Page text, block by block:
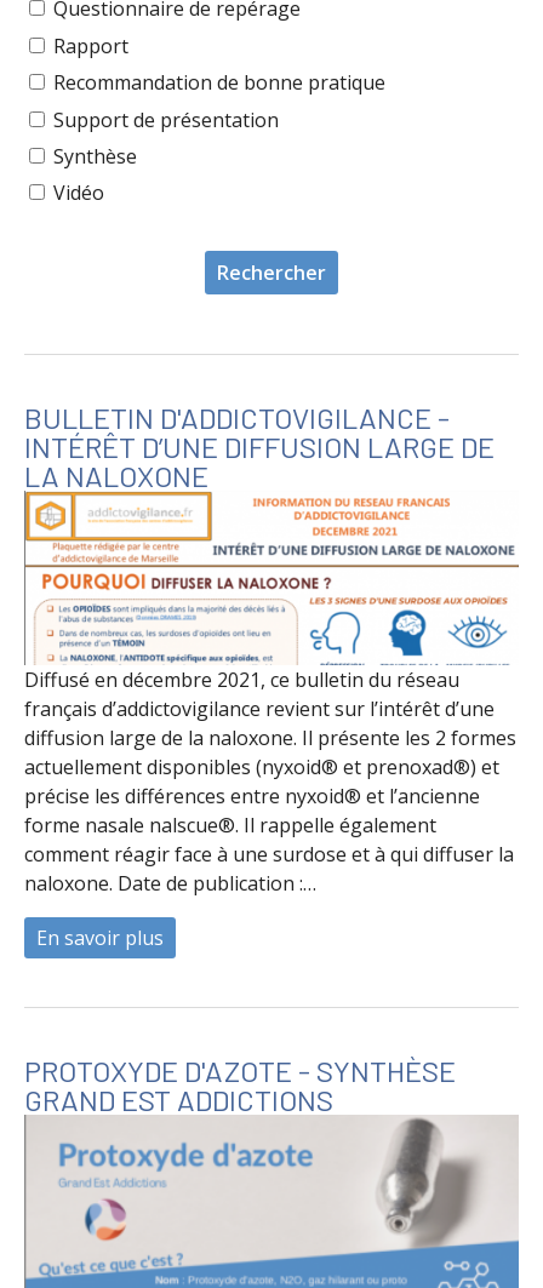
Questionnaire de repérage
Rapport
Recommandation de bonne pratique
Support de présentation
Synthèse
Vidéo
BULLETIN D'ADDICTOVIGILANCE -
INTÉRÊT D’UNE DIFFUSION LARGE DE
LA NALOXONE
Diffusé en décembre 2021, ce bulletin du réseau
français d’addictovigilance revient sur l’intérêt d’une
diffusion large de la naloxone. Il présente les 2 formes
actuellement disponibles (nyxoid® et prenoxad®) et
précise les différences entre nyxoid® et l’ancienne
forme nasale nalscue®. Il rappelle également
comment réagir face à une surdose et à qui diffuser la
naloxone. Date de publication :…
En savoir plus
PROTOXYDE D'AZOTE - SYNTHÈSE
GRAND EST ADDICTIONS